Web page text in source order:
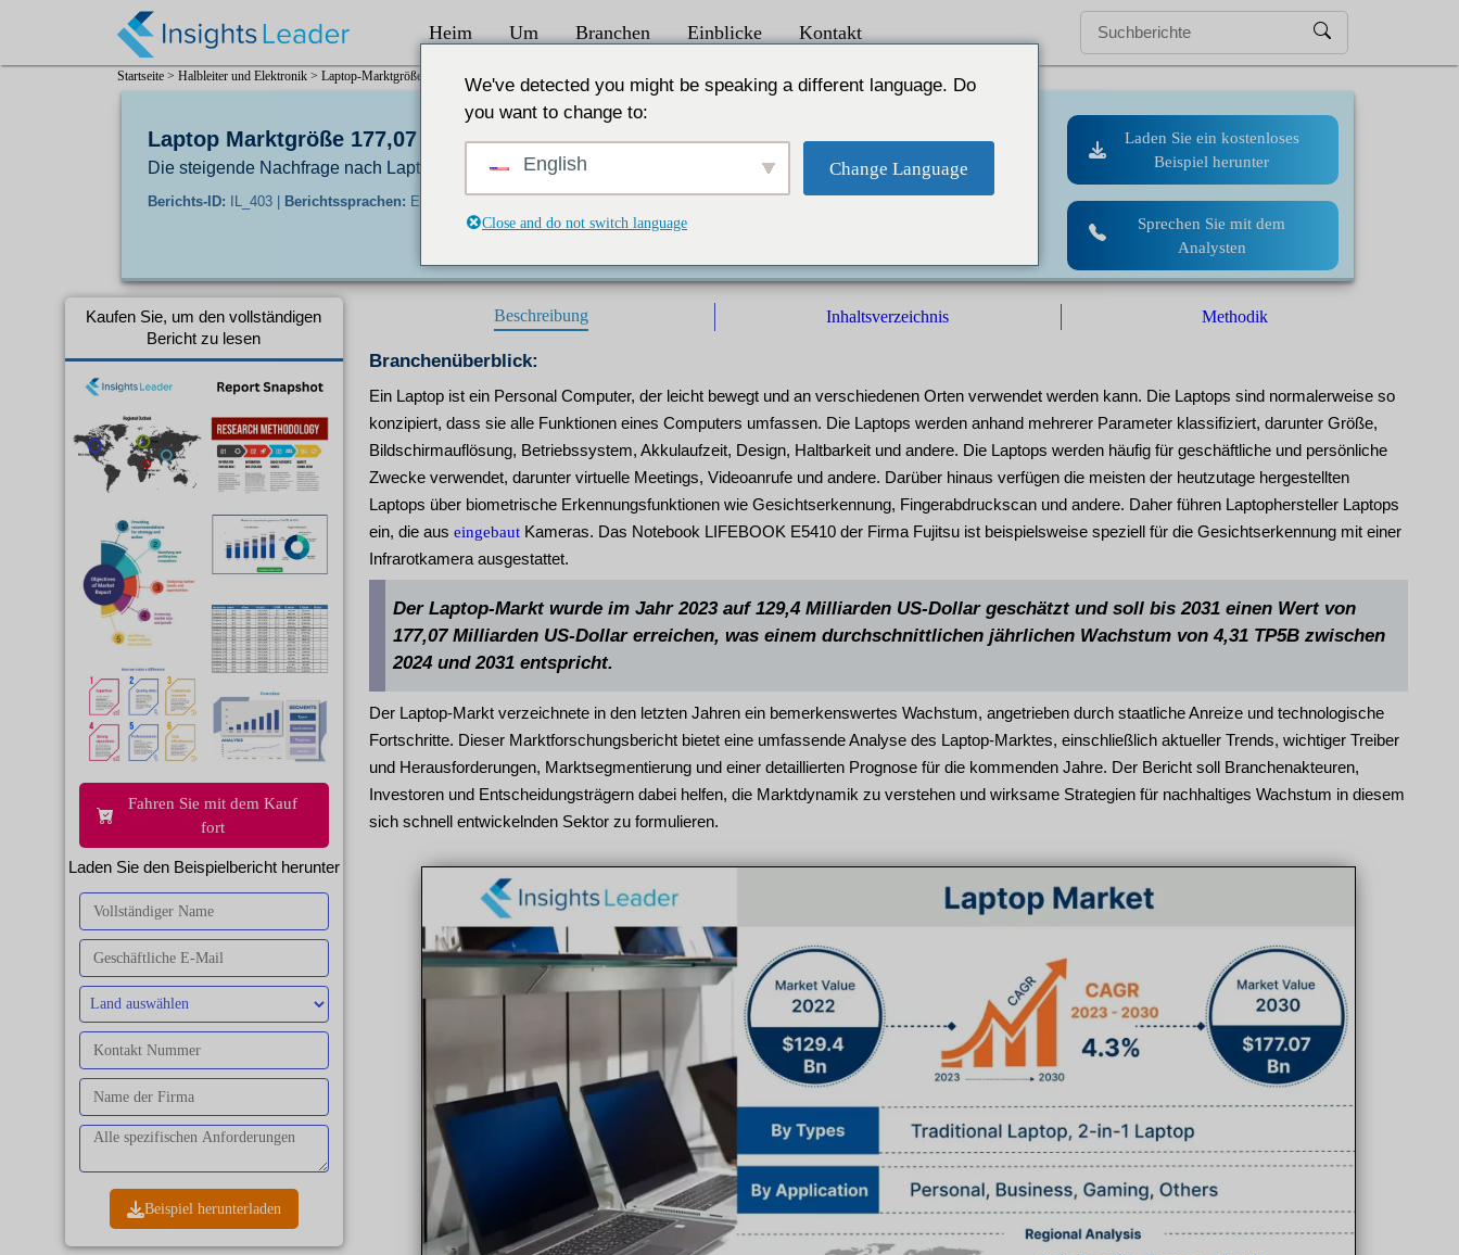
Heim Um Branchen Einblicke Kontakt
Startseite > Halbleiter und Elektronik > Laptop-Marktgröße 2024 bis 2031
Laptop Marktgröße 177,07 Mrd. USD bis 2030
Die steigende Nachfrage nach Laptops für Geschäfts- und Bildungszwecke treibt das Marktwachstum voran
Berichts-ID: IL_403 | Berichtssprachen: En/Jp/Fr/De |
Laden Sie ein kostenloses
Beispiel herunter
Sprechen Sie mit dem
Analysten
Kaufen Sie, um den vollständigen
Bericht zu lesen
Fahren Sie mit dem Kauf
fort
Laden Sie den Beispielbericht herunter
Beispiel herunterladen
Beschreibung Inhaltsverzeichnis Methodik
Branchenüberblick:
Ein Laptop ist ein Personal Computer, der leicht bewegt und an verschiedenen Orten verwendet werden kann. Die Laptops sind normalerweise so
konzipiert, dass sie alle Funktionen eines Computers umfassen. Die Laptops werden anhand mehrerer Parameter klassifiziert, darunter Größe,
Bildschirmauflösung, Betriebssystem, Akkulaufzeit, Design, Haltbarkeit und andere. Die Laptops werden häufig für geschäftliche und persönliche
Zwecke verwendet, darunter virtuelle Meetings, Videoanrufe und andere. Darüber hinaus verfügen die meisten der heutzutage hergestellten
Laptops über biometrische Erkennungsfunktionen wie Gesichtserkennung, Fingerabdruckscan und andere. Daher führen Laptophersteller Laptops
ein, die aus eingebautKameras. Das Notebook LIFEBOOK E5410 der Firma Fujitsu ist beispielsweise speziell für die Gesichtserkennung mit einer
Infrarotkamera ausgestattet.
Der Laptop-Markt wurde im Jahr 2023 auf 129,4 Milliarden US-Dollar geschätzt und soll bis 2031 einen Wert von
177,07 Milliarden US-Dollar erreichen, was einem durchschnittlichen jährlichen Wachstum von 4,31 TP5B zwischen
2024 und 2031 entspricht.
Der Laptop-Markt verzeichnete in den letzten Jahren ein bemerkenswertes Wachstum, angetrieben durch staatliche Anreize und technologische
Fortschritte. Dieser Marktforschungsbericht bietet eine umfassende Analyse des Laptop-Marktes, einschließlich aktueller Trends, wichtiger Treiber
und Herausforderungen, Marktsegmentierung und einer detaillierten Prognose für die kommenden Jahre. Der Bericht soll Branchenakteuren,
Investoren und Entscheidungsträgern dabei helfen, die Marktdynamik zu verstehen und wirksame Strategien für nachhaltiges Wachstum in diesem
sich schnell entwickelnden Sektor zu formulieren.
We've detected you might be speaking a different language. Do
you want to change to:
English Change Language
Close and do not switch language